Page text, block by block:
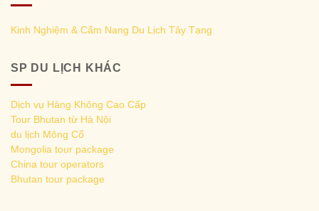
Kinh Nghiệm & Cẩm Nang Du Lịch Tây Tạng
SP DU LỊCH KHÁC
Dịch vụ Hàng Không Cao Cấp
Tour Bhutan từ Hà Nội
du lịch Mông Cổ
Mongolia tour package